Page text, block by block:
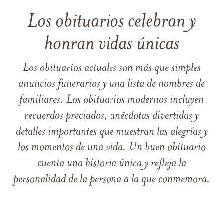
Los obituarios celebran y
honran vidas únicas
Los obituarios actuales son más que simples
anuncios funerarios y una lista de nombres de
familiares. Los obituarios modernos incluyen
recuerdos preciados, anécdotas divertidas y
detalles importantes que muestran las alegrías y
los momentos de una vida. Un buen obituario
cuenta una historia única y refleja la
personalidad de la persona a la que conmemora.